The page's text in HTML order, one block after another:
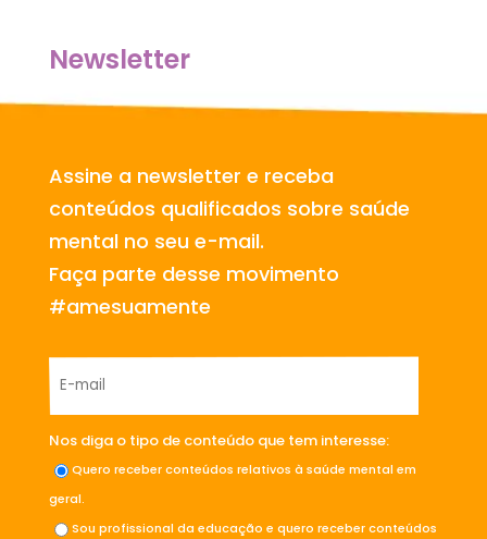
Newsletter
Assine a newsletter e receba
conteúdos qualificados sobre saúde
mental no seu e-mail.
Faça parte desse movimento
#amesuamente
Nos diga o tipo de conteúdo que tem interesse:
Quero receber conteúdos relativos à saúde mental em
geral.
Sou profissional da educação e quero receber conteúdos